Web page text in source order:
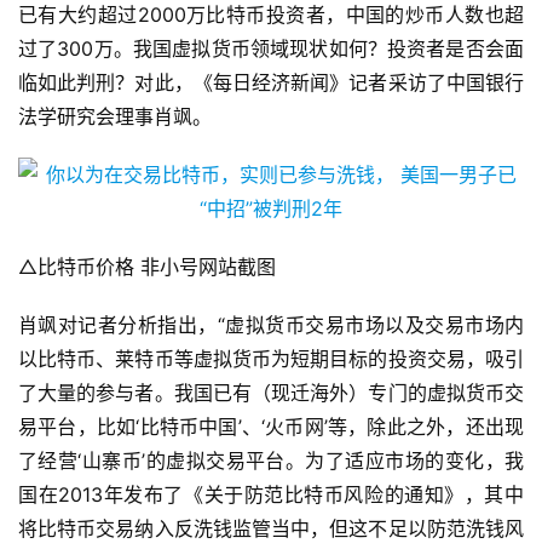
已有大约超过2000万比特币投资者，中国的炒币人数也超
过了300万。我国虚拟货币领域现状如何？投资者是否会面
临如此判刑？对此，《每日经济新闻》记者采访了中国银行
法学研究会理事肖飒。
△比特币价格 非小号网站截图
肖飒对记者分析指出，“虚拟货币交易市场以及交易市场内
以比特币、莱特币等虚拟货币为短期目标的投资交易，吸引
了大量的参与者。我国已有（现迁海外）专门的虚拟货币交
易平台，比如‘比特币中国’、‘火币网’等，除此之外，还出现
了经营‘山寨币’的虚拟交易平台。为了适应市场的变化，我
国在2013年发布了《关于防范比特币风险的通知》，其中
将比特币交易纳入反洗钱监管当中，但这不足以防范洗钱风